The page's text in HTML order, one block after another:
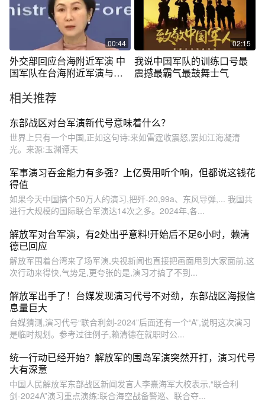
00:44
外交部回应台海附近军演 中
国军队在台海附近军演与美
源：央视新闻 观察者网）#新
02:15
我说中国军队的训练口号最
震撼最霸气最鼓舞士气
相关推荐
东部战区对台军演新代号意味着什么？
世界上只有一个中国,正如这句诗:来如雷霆收震怒,罢如江海凝清
光。来源:玉渊谭天
军事演习吞金能力有多强？上亿费用听个响，但都说这钱花
得值
如果今天中国搞个50万人的演习,把歼-20,99a、东风导弹,... 我国共
进行大规模的国际联合军演达14次之多。2024年,各...
解放军对台军演，有2处出乎意料!开始后不足6小时，赖清
德已回应
解放军围着台湾来了场军演,央视新闻也直接把画面甩到大家面前,这
次行动来得快,气势足,更夸张的是,演习才搞了不到...
解放军出手了！台媒发现演习代号不对劲，东部战区海报信
息量巨大
台媒猜测,演习代号“联合利剑-2024”后面还有一个“A”,说明这次演习
是临时规划。参考过往例子,赖清德在就职时公...
统一行动已经开始？解放军的围岛军演突然开打，演习代号
大有深意
中国人民解放军东部战区新闻发言人李熹海军大校表示,“联合利
剑-2024A”演习重点演练:联合海空战备警巡、联合夺...